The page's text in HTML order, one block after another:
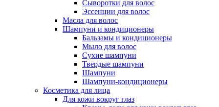
Сыворотки для волос
Эссенции для волос
Масла для волос
Шампуни и кондиционеры
Бальзамы и кондиционеры
Мыло для волос
Сухие шампуни
Твердые шампуни
Шампуни
Шампуни-кондиционеры
Косметика для лица
Для кожи вокруг глаз